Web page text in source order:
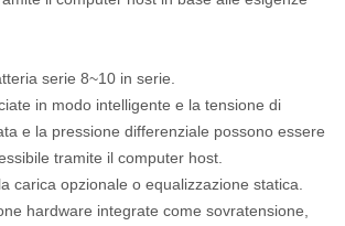
serie 8~10 in serie.
in modo intelligente e la tensione di
e la pressione differenziale possono essere
tramite il computer host.
carica opzionale o equalizzazione statica.
hardware integrate come sovratensione,